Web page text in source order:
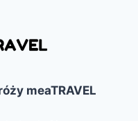
meaTRAVEL